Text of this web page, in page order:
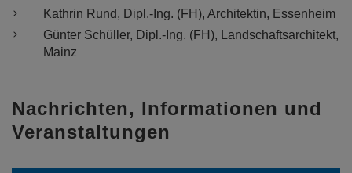
Kathrin Rund, Dipl.-Ing. (FH), Architektin, Essenheim
Günter Schüller, Dipl.-Ing. (FH), Landschaftsarchitekt,
Mainz
Nachrichten, Informationen und
Veranstaltungen